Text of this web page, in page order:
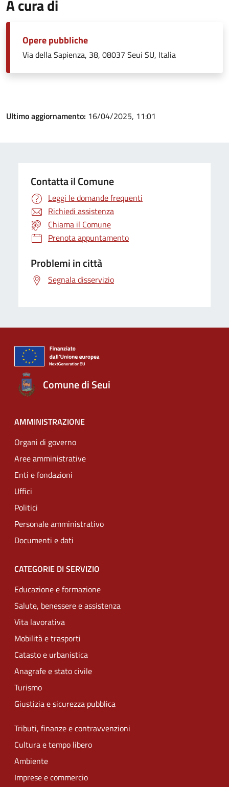
A cura di
Opere pubbliche
Via della Sapienza, 38, 08037 Seui SU, Italia
Ultimo aggiornamento: 16/04/2025, 11:01
Contatta il Comune
Leggi le domande frequenti
Richiedi assistenza
Chiama il Comune
Prenota appuntamento
Problemi in città
Segnala disservizio
Comune di Seui
AMMINISTRAZIONE
Organi di governo
Aree amministrative
Enti e fondazioni
Uffici
Politici
Personale amministrativo
Documenti e dati
CATEGORIE DI SERVIZIO
Educazione e formazione
Salute, benessere e assistenza
Vita lavorativa
Mobilità e trasporti
Catasto e urbanistica
Anagrafe e stato civile
Turismo
Giustizia e sicurezza pubblica
Tributi, finanze e contravvenzioni
Cultura e tempo libero
Ambiente
Imprese e commercio